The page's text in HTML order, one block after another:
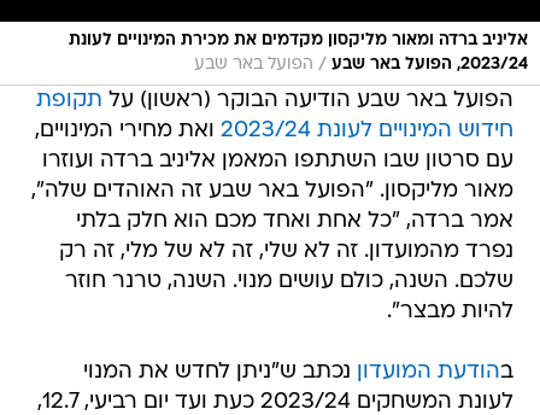
אליניב ברדה ומאור מליקסון מקדמים את מכירת המינויים לעונת
2023/24, הפועל באר שבע
/ הפועל באר שבע
הפועל באר שבע הודיעה הבוקר (ראשון) על תקופת
חידוש המינויים לעונת 2023/24
ואת מחירי המינויים,
עם סרטון שבו השתתפו המאמן אליניב ברדה ועוזרו
מאור מליקסון. "הפועל באר שבע זה האוהדים שלה",
אמר ברדה, "כל אחת ואחד מכם הוא חלק בלתי
נפרד מהמועדון. זה לא שלי, זה לא של מלי, זה רק
שלכם. השנה, כולם עושים מנוי. השנה, טרנר חוזר
להיות מבצר".
בהודעת המועדון נכתב ש"ניתן לחדש את המנוי
לעונת המשחקים 2023/24 כעת ועד יום רביעי, 12.7,